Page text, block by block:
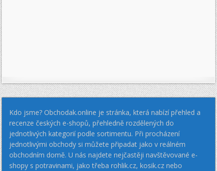
Kdo jsme? Obchodak.online je stránka, která nabízí přehled a
recenze českých e-shopů, přehledně rozdělených do
jednotlivých kategorií podle sortimentu. Při procházení
jednotlivými obchody si můžete připadat jako v reálném
obchodním domě. U nás najdete nejčastěji navštěvované e-
shopy s potravinami, jako třeba rohlik.cz, kosik.cz nebo